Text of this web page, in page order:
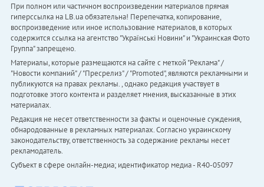
При полном или частичном воспроизведении материалов прямая
гиперссылка на LB.ua обязательна! Перепечатка, копирование,
воспроизведение или иное использование материалов, в которых
содержится ссылка на агентство "Українськi Новини" и "Украинская Фото
Группа" запрещено.
Материалы, которые размещаются на сайте с меткой "Реклама" /
"Новости компаний" / "Пресрелиз" / "Promoted", являются рекламными и
публикуются на правах рекламы. , однако редакция участвует в
подготовке этого контента и разделяет мнения, высказанные в этих
материалах.
Редакция не несет ответственности за факты и оценочные суждения,
обнародованные в рекламных материалах. Согласно украинскому
законодательству, ответственность за содержание рекламы несет
рекламодатель.
Субъект в сфере онлайн-медиа; идентификатор медиа - R40-05097